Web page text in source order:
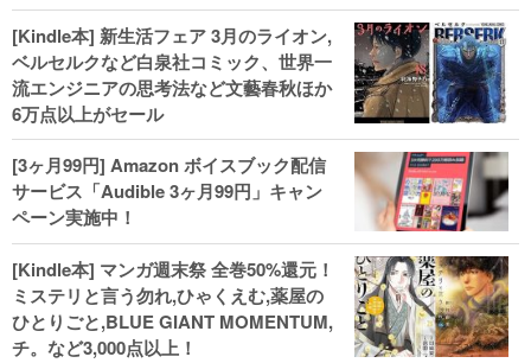
[Kindle本] 新生活フェア 3月のライオン,
ベルセルクなど白泉社コミック、世界一
流エンジニアの思考法など文藝春秋ほか
6万点以上がセール
[3ヶ月99円] Amazon ボイスブック配信
サービス「Audible 3ヶ月99円」キャン
ペーン実施中！
[Kindle本] マンガ週末祭 全巻50%還元！
ミステリと言う勿れ,ひゃくえむ,薬屋の
ひとりごと,BLUE GIANT MOMENTUM,
チ。など3,000点以上！